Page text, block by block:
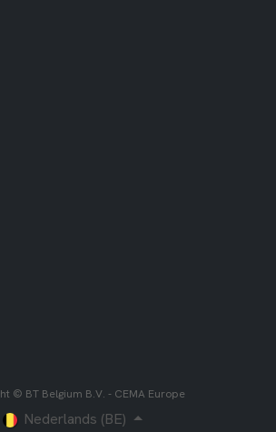
© BT Belgium B.V. - CEMA Europe
Nederlands (BE)